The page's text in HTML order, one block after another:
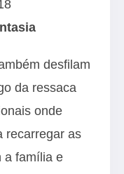
desfilam
da ressaca
onde
recarregar as
a família e